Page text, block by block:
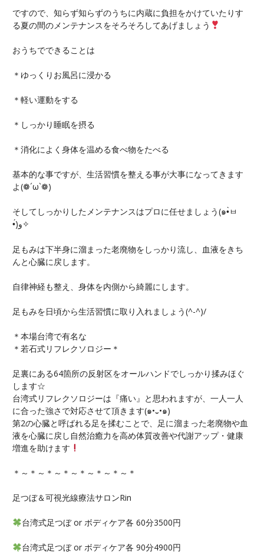
ですので、知らず知らずのうちに内蔵に負担をかけていたりす
る夏の間のメンテナンスをそろそろしてあげましょう
おうちでできることは
＊ゆっくりお風呂に浸かる
＊軽い運動をする
＊しっかり睡眠を摂る
＊消化によく身体を温める食べ物をたべる
基本的な事ですが、生活習慣を整える事が大事になってきます
よ(❁´ω`❁)
そしてしっかりしたメンテナンスはプロに任せましょう(๑•̀ㅂ
•́)و✧
足もみは下半身に溜まった老廃物をしっかり流し、血液をきち
んと心臓に戻します。
自律神経も整え、身体を内側から綺麗にします。
足もみを日頃から生活習慣に取り入れましょう(^-^)/
＊本場台湾で有名な
＊若石式リフレクソロジー＊
足裏にある64箇所の反射区をオールハンドでしっかり揉みほぐ
します☆
台湾式リフレクソロジーは『痛い』と思われますが、一人一人
に合った強さで対応させて頂きます(๑•᎑•๑)
第2の心臓と呼ばれる足を揉むことで、足に溜まった老廃物や血
液を心臓に戻し自然治癒力を高め体質改善や代謝アップ・健康
増進を助けます
＊～＊～＊～＊～＊～＊～＊～＊
足つぼ＆可視光線療法サロンRin
台湾式足つぼ or ボディケア各 60分3500円
台湾式足つぼ or ボディケア各 90分4900円